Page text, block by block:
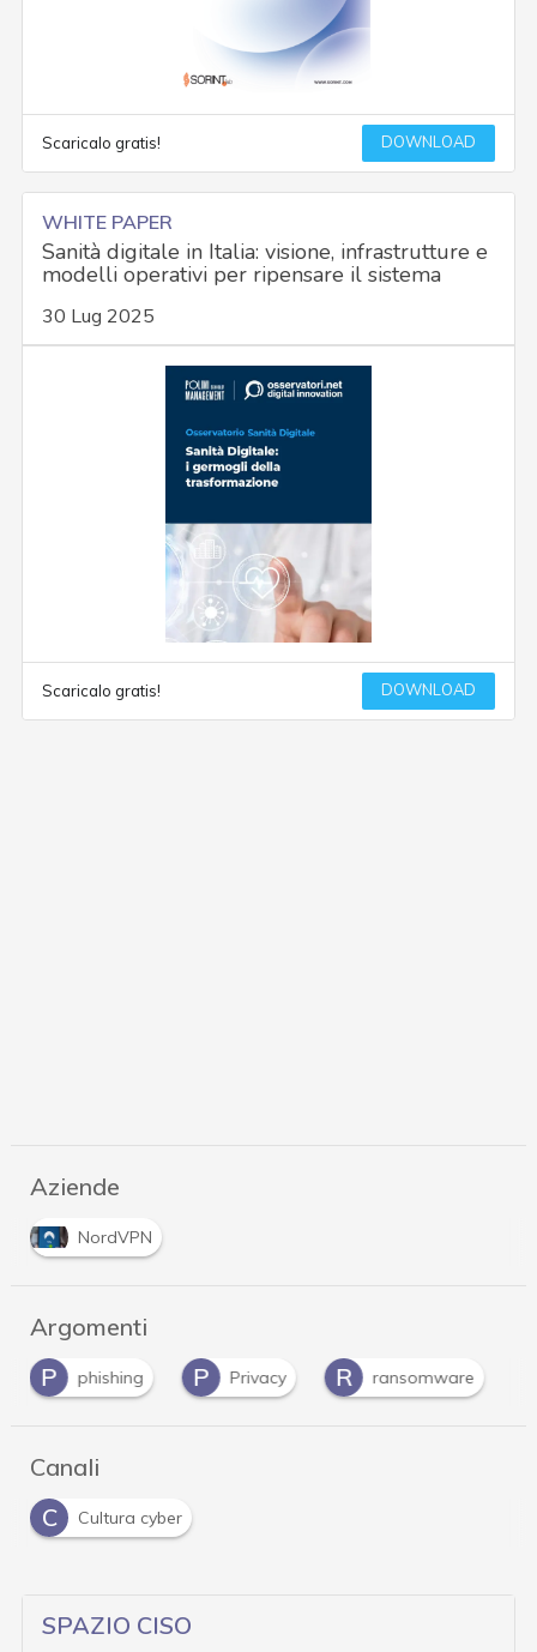
Scaricalo gratis! DOWNLOAD
WHITE PAPER
Sanità digitale in Italia: visione, infrastrutture e
modelli operativi per ripensare il sistema
30 Lug 2025
Scaricalo gratis! DOWNLOAD
Aziende
NordVPN
Argomenti
P Privacy R ransomware V VPN
Canali
C
Cultura cyber
SPAZIO CISO